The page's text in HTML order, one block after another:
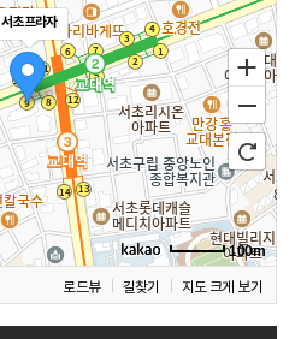
서초프라자
100m
로드뷰 길찾기 지도 크게 보기